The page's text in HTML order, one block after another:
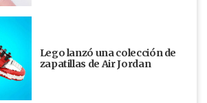
Lego lanzó una colección de
zapatillas de Air Jordan